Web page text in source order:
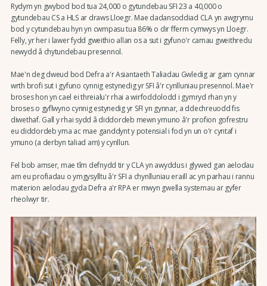
Rydym yn gwybod bod tua 24,000 o gytundebau SFI 23 a 40,000 o
gytundebau CS a HLS ar draws Lloegr. Mae dadansoddiad CLA yn awgrymu
bod y cytundebau hyn yn cwmpasu tua 86% o dir fferm cymwys yn Lloegr.
Felly, yr her i lawer fydd gweithio allan os a sut i gyfuno'r camau gweithredu
newydd â chytundebau presennol.
Mae'n deg dweud bod Defra a'r Asiantaeth Taliadau Gwledig ar gam cynnar
wrth brofi sut i gyfuno cynnig estynedig yr SFI â'r cynlluniau presennol. Mae'r
broses hon yn cael ei threialu'r rhai a wirfoddolodd i gymryd rhan yn y
broses o gyflwyno cynnig estynedig yr SFI yn gynnar, a ddechreuodd fis
diwethaf. Gall y rhai sydd â diddordeb mewn ymuno â'r profion gofrestru
eu diddordeb yma ac mae ganddynt y potensial i fod yn un o'r cyntaf i
ymuno (a derbyn taliad am) y cynllun.
Fel bob amser, mae tîm defnydd tir y CLA yn awyddus i glywed gan aelodau
am eu profiadau o ymgysylltu â'r SFI a chynlluniau eraill ac yn parhau i rannu
materion aelodau gyda Defra a'r RPA er mwyn gwella systemau ar gyfer
rheolwyr tir.